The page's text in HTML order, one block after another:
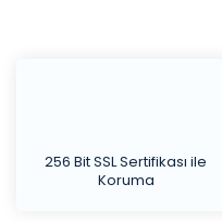
256 Bit SSL Sertifikası ile
Koruma